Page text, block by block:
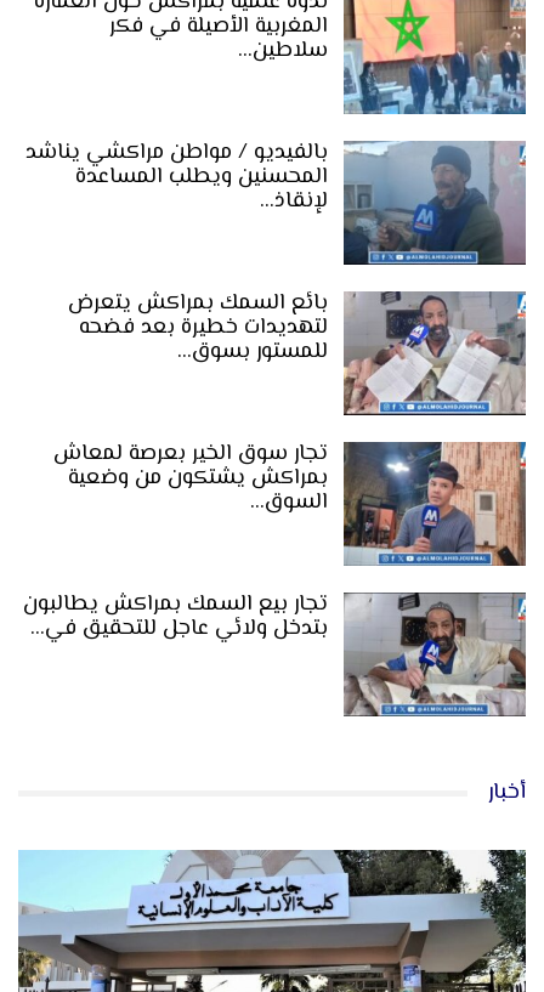
المغربية الأصيلة في فكر
سلاطين…
بالفيديو / مواطن مراكشي يناشد
المحسنين ويطلب المساعدة
لإنقاذ…
بائع السمك بمراكش يتعرض
لتهديدات خطيرة بعد فضحه
للمستور بسوق…
تجار سوق الخير بعرصة لمعاش
بمراكش يشتكون من وضعية
السوق…
تجار بيع السمك بمراكش يطالبون
بتدخل ولائي عاجل للتحقيق في…
أخبار